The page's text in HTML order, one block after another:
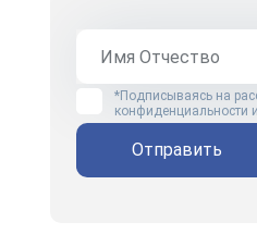
*Подписываясь на
конфиденциальности
Отправить